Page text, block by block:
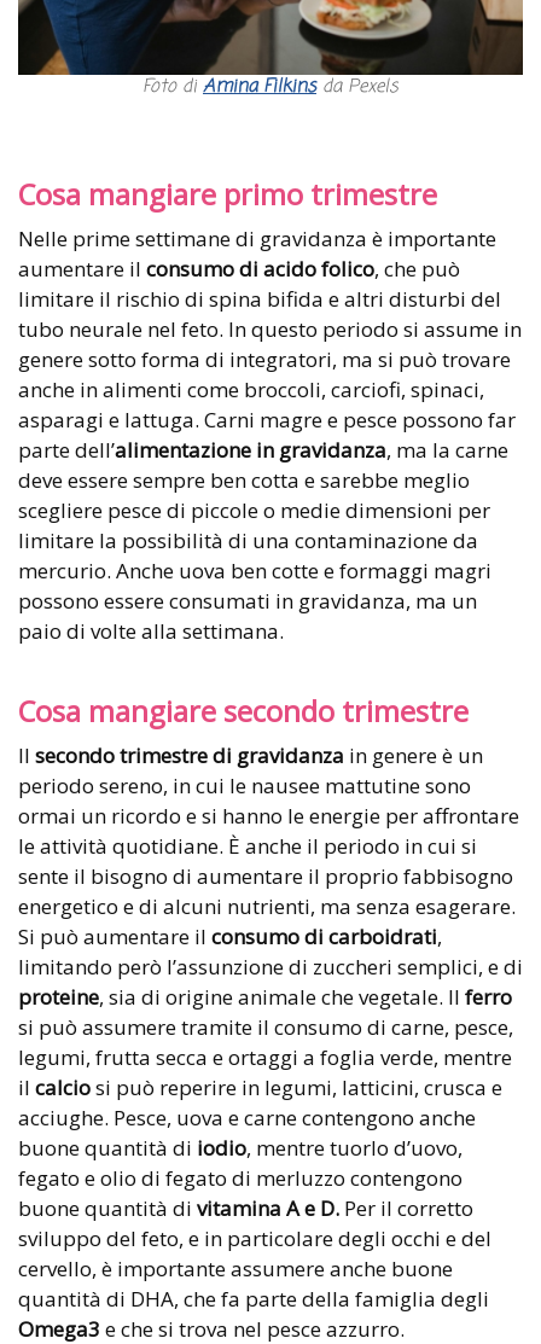
Foto di Amina Filkinsda Pexels
Cosa mangiare primo trimestre
Nelle prime settimane di gravidanza è importante
aumentare il consumo di acido folico, che può
limitare il rischio di spina bifida e altri disturbi del
tubo neurale nel feto. In questo periodo si assume in
genere sotto forma di integratori, ma si può trovare
anche in alimenti come broccoli, carciofi, spinaci,
asparagi e lattuga. Carni magre e pesce possono far
parte dell’alimentazione in gravidanza, ma la carne
deve essere sempre ben cotta e sarebbe meglio
scegliere pesce di piccole o medie dimensioni per
limitare la possibilità di una contaminazione da
mercurio. Anche uova ben cotte e formaggi magri
possono essere consumati in gravidanza, ma un
paio di volte alla settimana.
Cosa mangiare secondo trimestre
Il secondo trimestre di gravidanza in genere è un
periodo sereno, in cui le nausee mattutine sono
ormai un ricordo e si hanno le energie per affrontare
le attività quotidiane. È anche il periodo in cui si
sente il bisogno di aumentare il proprio fabbisogno
energetico e di alcuni nutrienti, ma senza esagerare.
Si può aumentare il consumo di carboidrati,
limitando però l’assunzione di zuccheri semplici, e di
proteine, sia di origine animale che vegetale. Il ferro
si può assumere tramite il consumo di carne, pesce,
legumi, frutta secca e ortaggi a foglia verde, mentre
il calciosi può reperire in legumi, latticini, crusca e
acciughe. Pesce, uova e carne contengono anche
buone quantità di iodio, mentre tuorlo d’uovo,
fegato e olio di fegato di merluzzo contengono
buone quantità di vitamina A e D. Per il corretto
sviluppo del feto, e in particolare degli occhi e del
cervello, è importante assumere anche buone
quantità di DHA, che fa parte della famiglia degli
Omega3 e che si trova nel pesce azzurro.